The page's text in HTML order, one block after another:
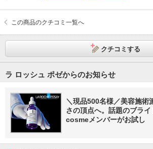
この商品のクチコミ一覧へ
クチコミする
ラ ロッシュ ポゼからのお知らせ
＼現品500名様／美容施
さの頂点へ。話題のブラ
cosmeメンバーがお試し